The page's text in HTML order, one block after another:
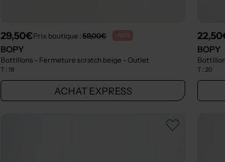
29,50€Prix boutique :59,00€ -50%
BOPY
Bottillons - Fermeture scratch beige - Outlet
T :18
ACHAT EXPRESS
BOPY
T : 20